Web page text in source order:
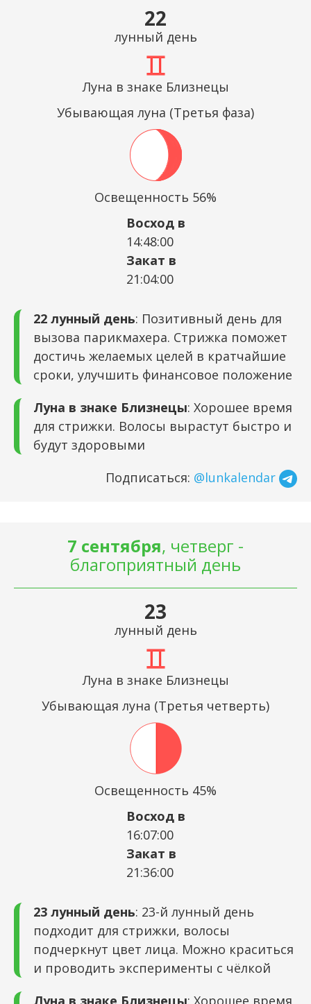
22
лунный день
Луна в знаке Близнецы
Убывающая луна (Третья фаза)
Освещенность 56%
Восход в
14:48:00
Закат в
21:04:00
22 лунный день: Позитивный день для
вызова парикмахера. Стрижка поможет
достичь желаемых целей в кратчайшие
сроки, улучшить финансовое положение
Луна в знаке Близнецы: Хорошее время
для стрижки. Волосы вырастут быстро и
будут здоровыми
Подписаться: @lunkalendar
7 сентября, четверг -
благоприятный день
23
лунный день
Луна в знаке Близнецы
Убывающая луна (Третья четверть)
Освещенность 45%
Восход в
16:07:00
Закат в
21:36:00
23 лунный день: 23-й лунный день
подходит для стрижки, волосы
подчеркнут цвет лица. Можно краситься
и проводить эксперименты с чёлкой
Луна в знаке Близнецы: Хорошее время